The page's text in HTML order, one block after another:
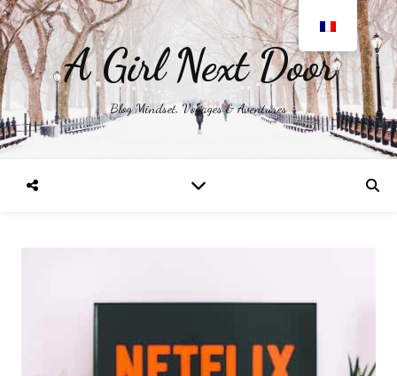
A Girl Next Door
Blog Mindset, Voyages & Aventures